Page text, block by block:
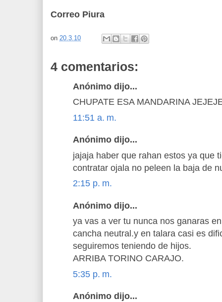
Correo Piura
on 20.3.10
4 comentarios:
Anónimo dijo...
CHUPATE ESA MANDARINA
11:51 a. m.
Anónimo dijo...
jajaja haber que rahan estos ya que
contratar ojala no peleen la baja de
2:15 p. m.
Anónimo dijo...
ya vas a ver tu nunca nos ganaras
cancha neutral.y en talara casi es
seguiremos teniendo de hijos.
ARRIBA TORINO CARAJO.
5:35 p. m.
Anónimo dijo...